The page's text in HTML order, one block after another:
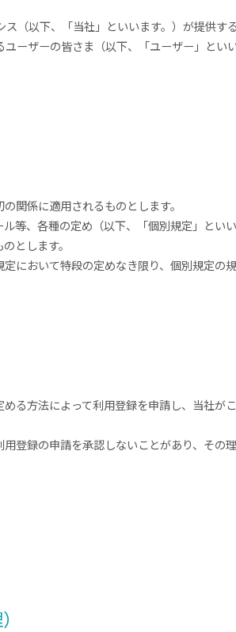
（以下、「当社」といいます。）が提供す
ーザーの皆さま（以下、「ユーザー」とい
関係に適用されるものとします。
等、各種の定め（以下、「個別規定」とい
とします。
において特段の定めなき限り、個別規定の
る方法によって利用登録を申請し、当社が
登録の申請を承認しないことがあり、その